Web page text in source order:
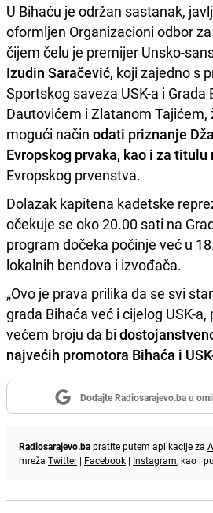
U Bihaću je održan sastanak,
oformljen Organizacioni odbor
čijem čelu je premijer Unsko-
Izudin Saračević, koji zajedno s
Sportskog saveza USK-a i Grada
Dautovićem i Zlatanom Tajićem,
mogući način odati priznanje
Evropskog prvaka, kao i za
Evropskog prvenstva.
Dolazak kapitena kadetske
očekuje se oko 20.00 sati na
program dočeka počinje već u
lokalnih bendova i izvođača.
„Ovo je prava prilika da se svi
grada Bihaća već i cijelog USK-
većem broju da bi
najvećih promotora Bihaća i
Dodajte Radiosarajevo.ba u
Radiosarajevo.bapratite putem aplikacije za
mreža Twitter | Facebook | Instagram, kao i